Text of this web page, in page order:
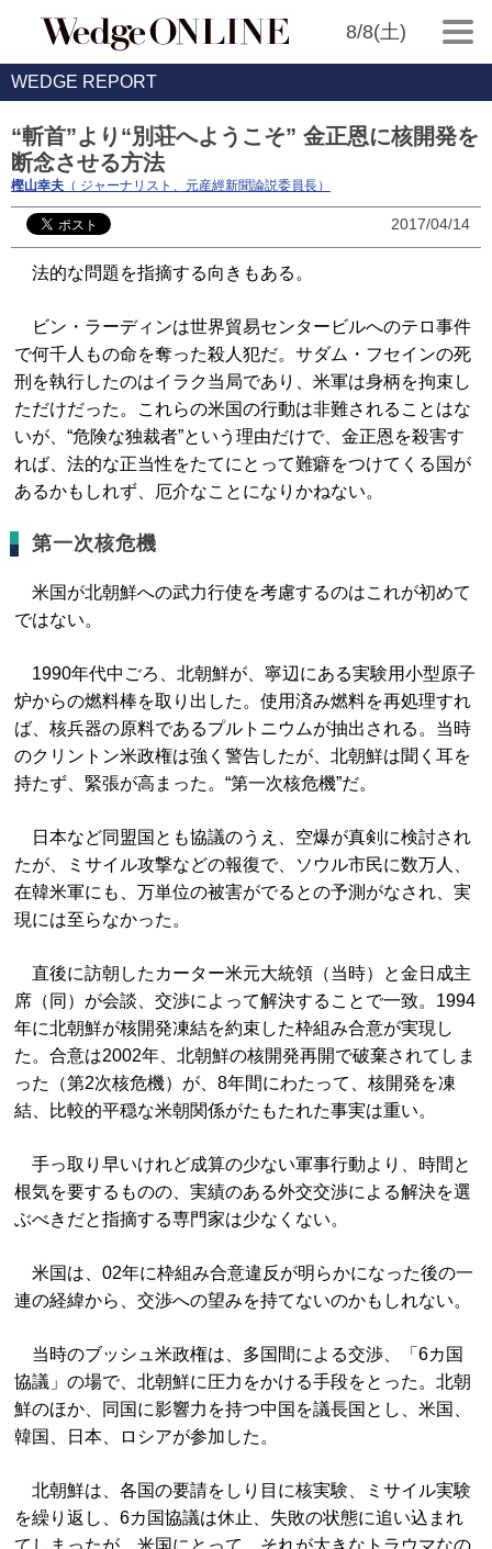
8/8(土)
WEDGE REPORT
“斬首”より“別荘へようこそ” 金正恩に核開発を
断念させる方法
樫山幸夫 （ ジャーナリスト、元産經新聞論説委員長）
2017/04/14
法的な問題を指摘する向きもある。
ビン・ラーディンは世界貿易センタービルへのテロ事件
で何千人もの命を奪った殺人犯だ。サダム・フセインの死
刑を執行したのはイラク当局であり、米軍は身柄を拘束し
ただけだった。これらの米国の行動は非難されることはな
いが、“危険な独裁者”という理由だけで、金正恩を殺害す
れば、法的な正当性をたてにとって難癖をつけてくる国が
あるかもしれず、厄介なことになりかねない。
第一次核危機
米国が北朝鮮への武力行使を考慮するのはこれが初めて
ではない。
1990年代中ごろ、北朝鮮が、寧辺にある実験用小型原子
炉からの燃料棒を取り出した。使用済み燃料を再処理すれ
ば、核兵器の原料であるプルトニウムが抽出される。当時
のクリントン米政権は強く警告したが、北朝鮮は聞く耳を
持たず、緊張が高まった。“第一次核危機”だ。
日本など同盟国とも協議のうえ、空爆が真剣に検討され
たが、ミサイル攻撃などの報復で、ソウル市民に数万人、
在韓米軍にも、万単位の被害がでるとの予測がなされ、実
現には至らなかった。
直後に訪朝したカーター米元大統領（当時）と金日成主
席（同）が会談、交渉によって解決することで一致。1994
年に北朝鮮が核開発凍結を約束した枠組み合意が実現し
た。合意は2002年、北朝鮮の核開発再開で破棄されてしま
った（第2次核危機）が、8年間にわたって、核開発を凍
結、比較的平穏な米朝関係がたもたれた事実は重い。
手っ取り早いけれど成算の少ない軍事行動より、時間と
根気を要するものの、実績のある外交交渉による解決を選
ぶべきだと指摘する専門家は少なくない。
米国は、02年に枠組み合意違反が明らかになった後の一
連の経緯から、交渉への望みを持てないのかもしれない。
当時のブッシュ米政権は、多国間による交渉、「6カ国
協議」の場で、北朝鮮に圧力をかける手段をとった。北朝
鮮のほか、同国に影響力を持つ中国を議長国とし、米国、
韓国、日本、ロシアが参加した。
北朝鮮は、各国の要請をしり目に核実験、ミサイル実験
を繰り返し、6カ国協議は休止、失敗の状態に追い込まれ
てしまったが、米国にとって、それが大きなトラウマなの